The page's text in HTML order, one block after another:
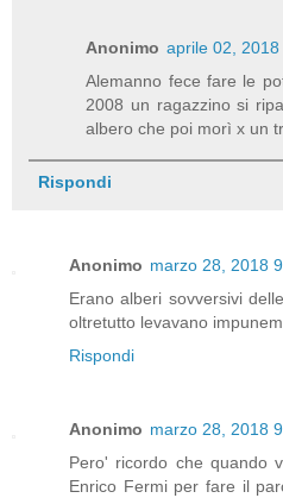
Anonimo aprile 02, 2018
Alemanno fece fare le
2008 un ragazzino si
albero che poi morì x un
Rispondi
Anonimo marzo 28, 2018
Erano alberi sovversivi
oltretutto levavano
Rispondi
Anonimo marzo 28, 2018
Pero' ricordo che quando
Enrico Fermi per fare il